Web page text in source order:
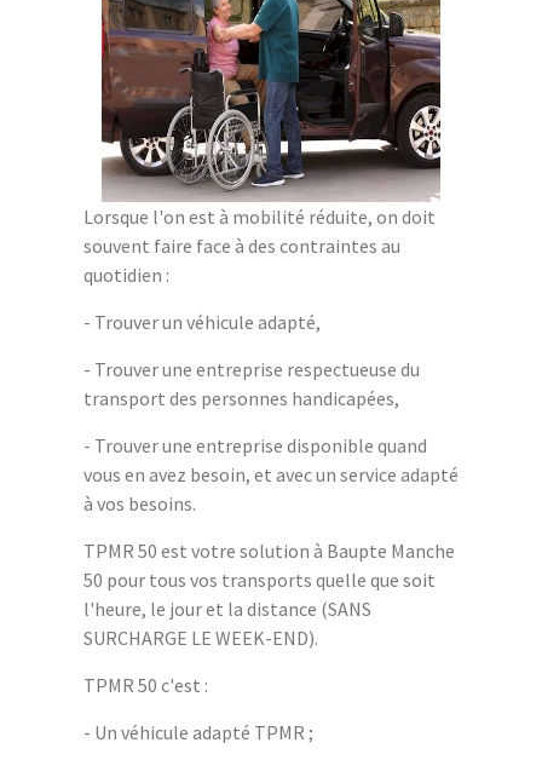
Lorsque l'on est à mobilité réduite, on doit
souvent faire face à des contraintes au
quotidien :
- Trouver un véhicule adapté,
- Trouver une entreprise respectueuse du
transport des personnes handicapées,
- Trouver une entreprise disponible quand
vous en avez besoin, et avec un service adapté
à vos besoins.
TPMR 50 est votre solution à Baupte Manche
50 pour tous vos transports quelle que soit
l'heure, le jour et la distance (SANS
SURCHARGE LE WEEK-END).
TPMR 50 c'est :
- Un véhicule adapté TPMR ;